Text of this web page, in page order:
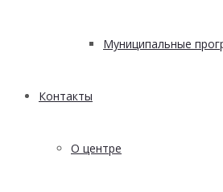
Муниципальные
Контакты
О центре